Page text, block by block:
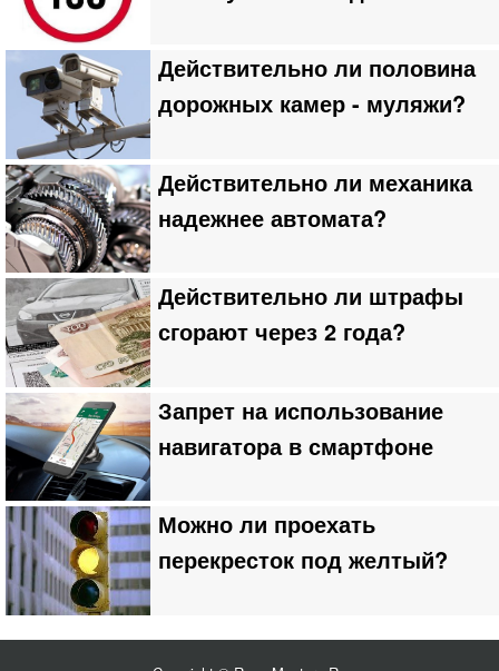
Действительно ли половина
дорожных камер - муляжи?
Действительно ли механика
надежнее автомата?
Действительно ли штрафы
сгорают через 2 года?
Запрет на использование
навигатора в смартфоне
Можно ли проехать
перекресток под желтый?